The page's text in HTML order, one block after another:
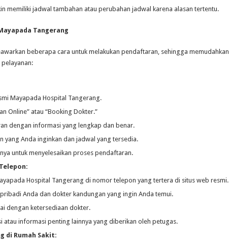
memiliki jadwal tambahan atau perubahan jadwal karena alasan tertentu.
Tangerang
beberapa cara untuk melakukan pendaftaran, sehingga memudahkan
Mayapada Hospital Tangerang.
Online” atau “Booking Dokter.”
dengan informasi yang lengkap dan benar.
yang Anda inginkan dan jadwal yang tersedia.
untuk menyelesaikan proses pendaftaran.
Hospital Tangerang di nomor telepon yang tertera di situs web resmi.
Anda dan dokter kandungan yang ingin Anda temui.
dengan ketersediaan dokter.
atau informasi penting lainnya yang diberikan oleh petugas.
di Rumah Sakit: